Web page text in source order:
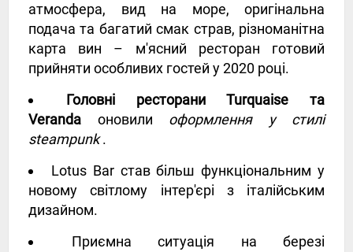
атмосфера, вид на море, оригінальна
подача та багатий смак страв, різноманітна
карта вин – м'ясний ресторан готовий
прийняти особливих гостей у 2020 році.
Головні ресторани Turquaise та
Veranda оновили оформлення у стилі
steampunk.
Lotus Bar став більш функціональним у
новому світлому інтер'єрі з італійським
дизайном.
Приємна ситуація на березі